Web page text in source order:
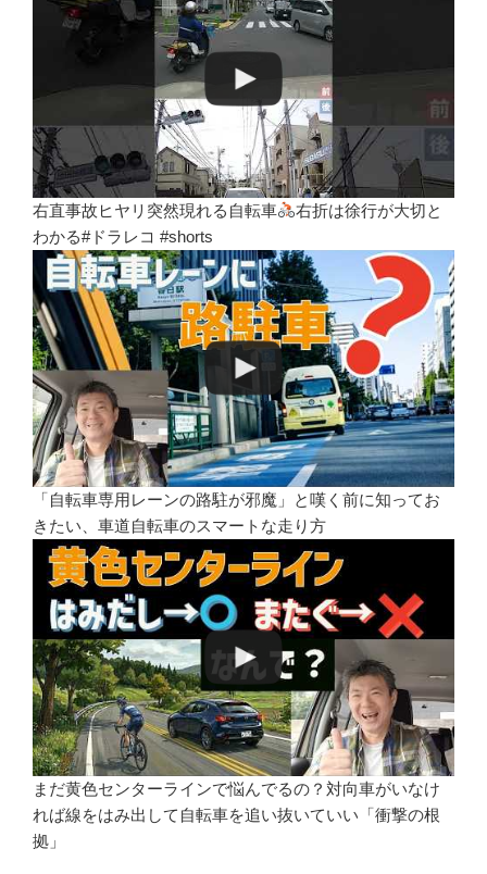
右直事故ヒヤリ突然現れる自転車
右折は徐行が大切と
わかる#ドラレコ #shorts
「自転車専用レーンの路駐が邪魔」と嘆く前に知ってお
きたい、車道自転車のスマートな走り方
まだ黄色センターラインで悩んでるの？対向車がいなけ
れば線をはみ出して自転車を追い抜いていい「衝撃の根
拠」